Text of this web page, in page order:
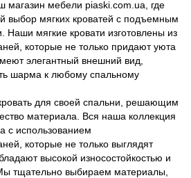
магазин мебели piaski.com.ua, где
выбор мягких кроватей с подъемным
мягкие кровати изготовлены из
которые не только придают уюта
элегантный внешний вид,
шарма к любому спальному
для своей спальни, решающим
материала. Вся наша коллекция
с использованием
которые не только выглядят
высокой износостойкостью и
тщательно выбираем материалы,